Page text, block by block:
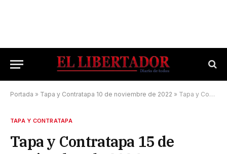
Portada » Tapa y Contratapa 10 de noviembre de 2022 » Tapa y Contratapa 15 de noviembre de 2024
TAPA Y CONTRATAPA
Tapa y Contratapa 15 de